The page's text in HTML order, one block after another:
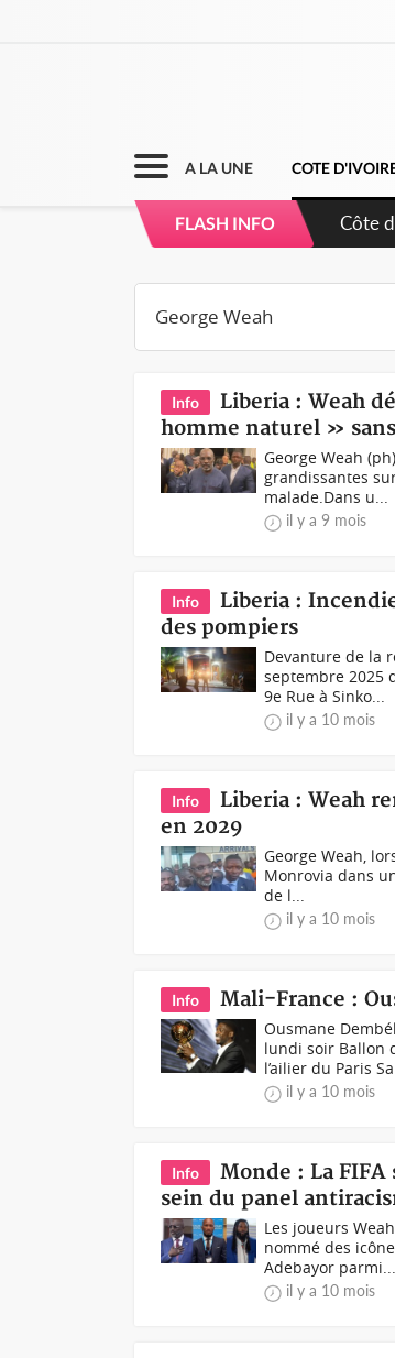
A LA UNE COTE
FLASH INFO
Côte
Info
Liberia : Weah
homme naturel »
George Weah
grandissantes
malade.Dans u...
il y a 9 mois
Info
Liberia :
des pompiers
Devanture de la
septembre 2025
9e Rue à Sinko...
il y a 10 mois
Info
Liberia : Weah
en 2029
George Weah,
Monrovia dans
de l...
il y a 10 mois
Info Mali-France :
Ousmane
lundi soir Ballon
l’ailier du Paris
il y a 10 mois
Info
Monde : La FIFA
sein du panel
Les joueurs
nommé des
Adebayor parmi...
il y a 10 mois